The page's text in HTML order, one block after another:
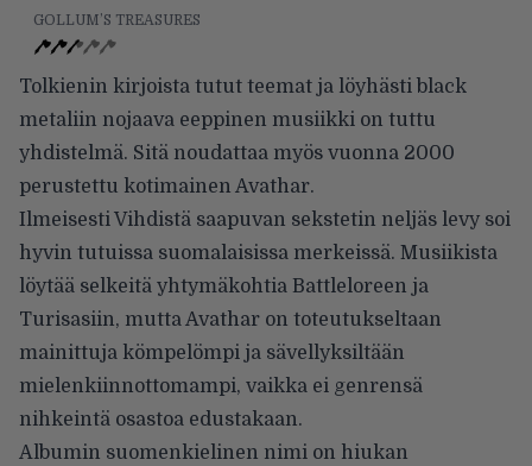
GOLLUM’S TREASURES
Tolkienin kirjoista tutut teemat ja löyhästi black
metaliin nojaava eeppinen musiikki on tuttu
yhdistelmä. Sitä noudattaa myös vuonna 2000
perustettu kotimainen Avathar.
Ilmeisesti Vihdistä saapuvan sekstetin neljäs levy soi
hyvin tutuissa suomalaisissa merkeissä. Musiikista
löytää selkeitä yhtymäkohtia Battleloreen ja
Turisasiin, mutta Avathar on toteutukseltaan
mainittuja kömpelömpi ja sävellyksiltään
mielenkiinnottomampi, vaikka ei genrensä
nihkeintä osastoa edustakaan.
Albumin suomenkielinen nimi on hiukan